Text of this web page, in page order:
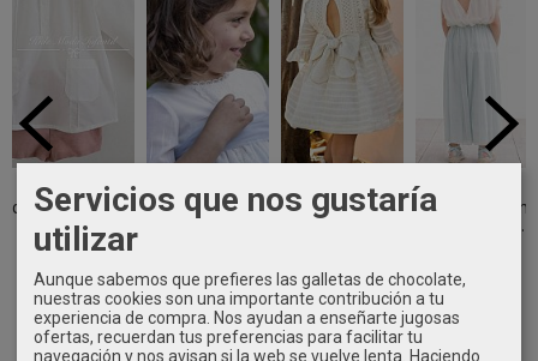
Conjunto
ceremonia bebe
camisa...
36,45 €
72,90 €
Diadema
ceremonia niña
Eva Martínez...
Vestido
ceremonia niña
media manga...
77,90 €
ceremonia en
tul beige y...
Servicios que nos gustaría
utilizar
Aunque sabemos que prefieres las galletas de chocolate,
nuestras cookies son una importante contribución a tu
experiencia de compra. Nos ayudan a enseñarte jugosas
ofertas, recuerdan tus preferencias para facilitar tu
navegación y nos avisan si la web se vuelve lenta. Haciendo